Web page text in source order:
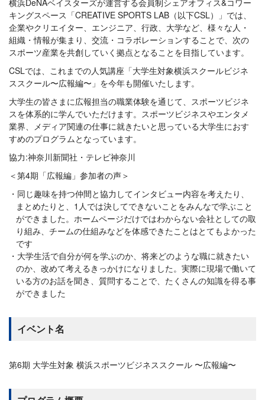
横浜DeNAベイスターズが運営する会員制シェアオフィス&コワー
キングスペース「CREATIVE SPORTS LAB（以下CSL）」では、
企業やクリエイター、エンジニア、行政、大学など、様々な人・
組織・情報が集まり、交流・コラボレーションすることで、次の
スポーツ産業を共創していく拠点となることを目指しています。
CSLでは、これまでの人気講座「大学生対象横浜スクールビジネ
ススクール〜広報編〜」を今年も開催いたします。
大学生の皆さまに広報担当の職業体験を通じて、スポーツビジネ
スを体系的に学んでいただけます。スポーツビジネスやエンタメ
業界、メディア関連の仕事に就きたいと思っている大学生におす
すめのプログラムとなっています。
協力:神奈川新聞社・テレビ神奈川
＜第4期「広報編」参加者の声＞
同じ趣味を持つ仲間と協力してインタビュー内容を考えたり、
まとめたりと、1人では決してできないことをみんなで学ぶこと
ができました。ホームページだけではわからない会社としての取
り組み、チームの仕組みなどを体感できたことはとてもよかった
です
大学生活で自分が何を学ぶのか、将来どのような職に就きたい
のか、改めて考えるきっかけになりました。実際に現場で働いて
いる方のお話を聞き、質問することで、たくさんの知識を得る事
ができました
イベント名
第6期 大学生対象 横浜スポーツビジネススクール 〜広報編〜